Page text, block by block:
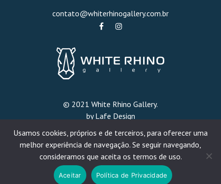
contato@whiterhinogallery.com.br
© 2021 White Rhino Gallery.
by Lafe Design
Política de Privacidade|FAQ|Termos e Condições
Usamos cookies, próprios e de terceiros, para oferecer uma
melhor experiência de navegação. Se seguir navegando,
consideramos que aceita os termos de uso.
Aceitar Política de Privacidade